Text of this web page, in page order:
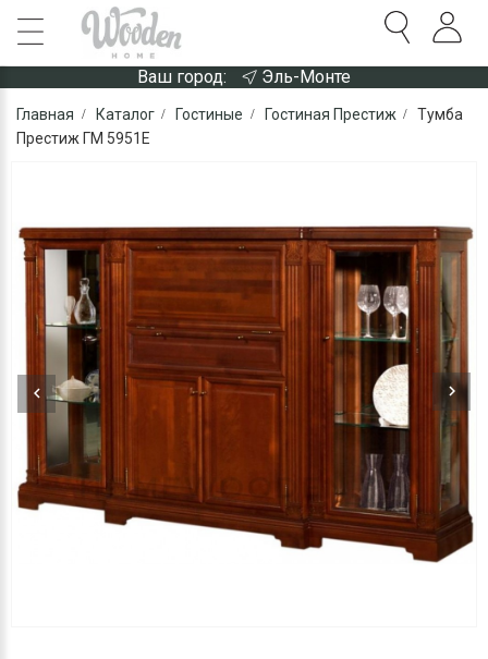
Ваш город: Эль-Монте
Главная Каталог Гостиные Гостиная Престиж
Тумба
Престиж ГМ 5951Е